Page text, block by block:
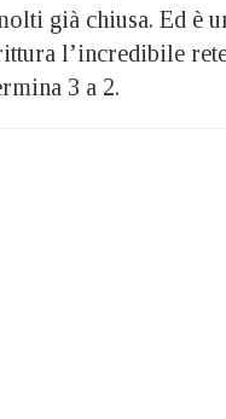
già chiusa. Ed è
l’incredibile
3 a 2.